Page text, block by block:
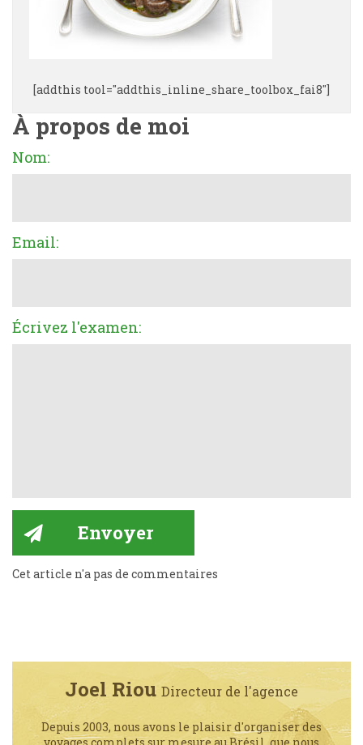
[addthis tool="addthis_inline_share_toolbox_fai8"]
À propos de moi
Nom:
Email:
Écrivez l'examen:
Cet article n'a pas de commentaires
Joel Riou Directeur de l'agence
Depuis 2003, nous avons le plaisir d'organiser des